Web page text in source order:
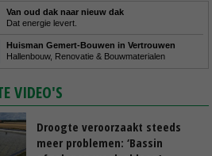
Van oud dak naar nieuw dak
Dat energie levert.
Huisman Gemert-Bouwen in Vertrouwen
Hallenbouw, Renovatie & Bouwmaterialen
VIDEO'S
Droogte veroorzaakt steeds
meer problemen: ‘Bassin